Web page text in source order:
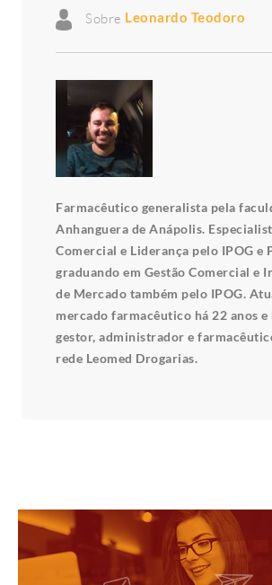
Sobre Leonardo Teodoro
Farmacêutico generalista pela
Anhanguera de Anápolis.
Comercial e Liderança pelo IPOG e
graduando em Gestão Comercial e
de Mercado também pelo IPOG.
mercado farmacêutico há 22 anos e
gestor, administrador e
rede Leomed Drogarias.